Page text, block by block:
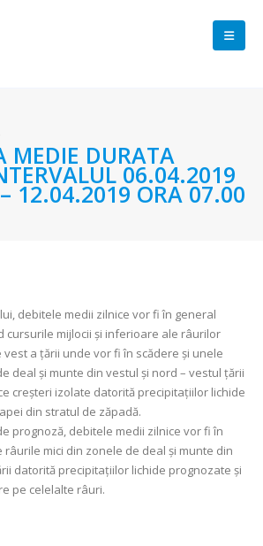
MEDIE DURATA
06.04.2019
12.04.2019 ORA 07.00
debitele medii zilnice vor fi în general
cursurile mijlocii și inferioare ale râurilor
a țării unde vor fi în scădere și unele
deal și munte din vestul și nord – vestul țării
creșteri izolate datorită precipitațiilor lichide
din stratul de zăpadă.
prognoză, debitele medii zilnice vor fi în
râurile mici din zonele de deal și munte din
datorită precipitațiilor lichide prognozate și
pe celelalte râuri.